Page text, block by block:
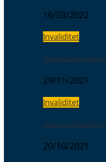
16/03/2022
Invaliditet
Udruga Zamisli kroz
29/11/2021
Invaliditet
Lijekovi za liječenje
20/10/2021